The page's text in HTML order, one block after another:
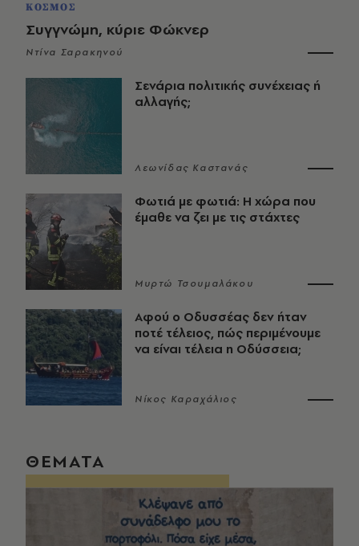
ΚΟΣΜΟΣ
Συγγνώμη, κύριε Φώκνερ
Ντίνα Σαρακηνού
Σενάρια πολιτικής συνέχειας ή
αλλαγής;
Λεωνίδας Καστανάς
Φωτιά με φωτιά: Η χώρα που
έμαθε να ζει με τις στάχτες
Μυρτώ Τσουμαλάκου
Αφού ο Οδυσσέας δεν ήταν
ποτέ τέλειος, πώς περιμένουμε
να είναι τέλεια η Οδύσσεια;
Νίκος Καραχάλιος
ΘΕΜΑΤΑ